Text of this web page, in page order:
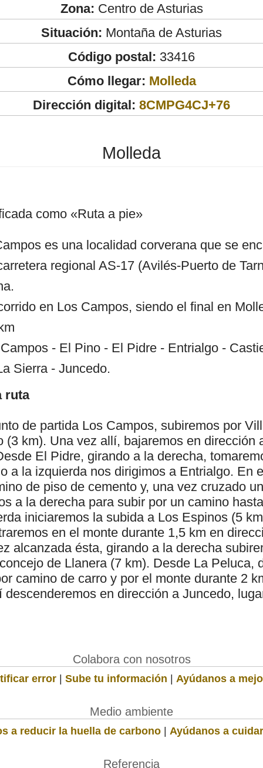
Zona: Centro de Asturias
Situación: Montaña de Asturias
Código postal: 33416
Cómo llegar: Molleda
Dirección digital: 8CMPG4CJ+76
Molleda
como «Ruta a pie»
es una localidad corverana que se
regional AS-17 (Avilés-Puerto de
en Los Campos, siendo el final en
- El Pino - El Pidre - Entrialgo -
Sierra - Juncedo.
ruta
de partida Los Campos, subiremos por
(3 km). Una vez allí, bajaremos en dirección
El Pidre, girando a la derecha,
a la izquierda nos dirigimos a Entrialgo. En
de piso de cemento y, una vez cruzado
a la derecha para subir por un camino
iniciaremos la subida a Los Espinos (5
en el monte durante 1,5 km en
alcanzada ésta, girando a la derecha
de Llanera (7 km). Desde La Peluca,
camino de carro y por el monte durante 2
en dirección a Juncedo,
Colabora con nosotros
error | Sube tu información | Ayúdanos a
Medio ambiente
a reducir la huella de carbono | Ayúdanos a
Referencia